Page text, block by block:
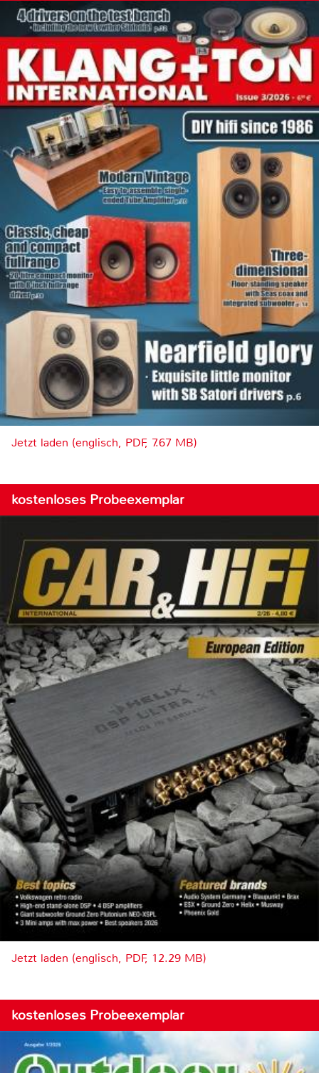
Jetzt laden (englisch, PDF, 7.67 MB)
kostenloses Probeexemplar
Jetzt laden (englisch, PDF, 12.29 MB)
kostenloses Probeexemplar